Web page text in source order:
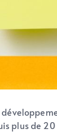
plus de 20